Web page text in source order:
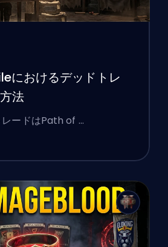
におけるデッドトレ
法
レードはPath of …